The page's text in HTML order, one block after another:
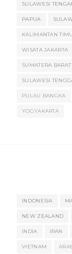
SULAWESI
PAPUA
KALIMANTAN
WISATA JAKARTA
SUMATERA BARAT
SULAWESI
PULAU BANGKA
YOGYAKARTA
INDONESIA
NEW ZEALAND
INDIA IRAN
VIETNAM